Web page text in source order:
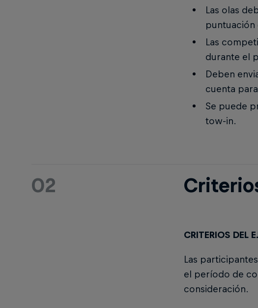
Las olas
Las
durante el
Deben
cuenta
Se puede
tow-in.
02
CRITERIOS DEL
Las
el período de
consideración.